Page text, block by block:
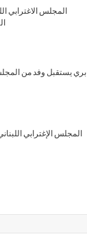
المجلس الاغترابي
بري يستقبل وفد من
المجلس الإغترابي